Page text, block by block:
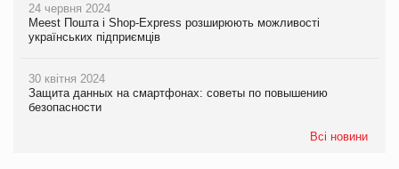
24 червня 2024
Meest Пошта і Shop-Express розширюють можливості
українських підприємців
30 квітня 2024
Защита данных на смартфонах: советы по повышению
безопасности
Всі новини